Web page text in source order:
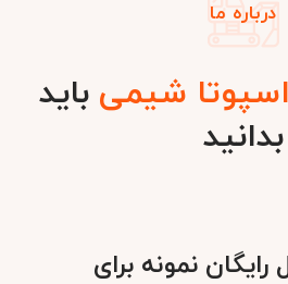
درباره ما
اسپوتا شیمیباید
بدانید
رایگان نمونه برای